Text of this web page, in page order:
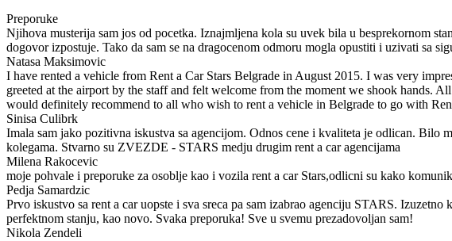
Preporuke
Njihova musterija sam jos od pocetka. Iznajmljena kola su uvek bila u besprekornom
dogovor izpostuje. Tako da sam se na dragocenom odmoru mogla opustiti i uzivati sa
Natasa Maksimovic
I have rented a vehicle from Rent a Car Stars Belgrade in August 2015. I was very
greeted at the airport by the staff and felt welcome from the moment we shook hands.
would definitely recommend to all who wish to rent a vehicle in Belgrade to go with
Sinisa Culibrk
Imala sam jako pozitivna iskustva sa agencijom. Odnos cene i kvaliteta je odlican.
kolegama. Stvarno su ZVEZDE - STARS medju drugim rent a car agencijama
Milena Rakocevic
moje pohvale i preporuke za osoblje kao i vozila rent a car Stars,odlicni su kako
Pedja Samardzic
Prvo iskustvo sa rent a car uopste i sva sreca pa sam izabrao agenciju STARS.
perfektnom stanju, kao novo. Svaka preporuka! Sve u svemu prezadovoljan sam!
Nikola Zendeli